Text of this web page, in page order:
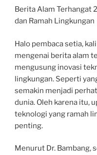
Berita Alam Terhangat
dan Ramah Lingkungan
Halo pembaca setia,
mengenai berita alam
mengusung inovasi
lingkungan. Seperti
semakin menjadi
dunia. Oleh karena itu,
teknologi yang ramah
penting.
Menurut Dr. Bambang,